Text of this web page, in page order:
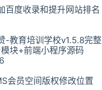
百度收录和提升网站排名
-教育培训学校v1.5.8完整
块+前端小程序源码
会员空间版权修改位置